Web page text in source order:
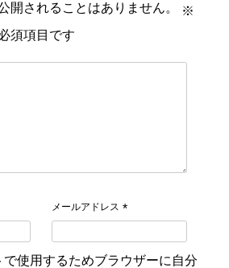
開されることはありません。
※
須項目です
メールアドレス *
で使用するためブラウザーに自分